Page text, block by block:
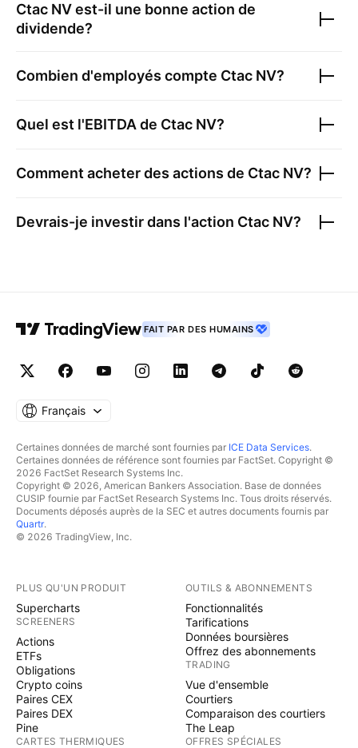
Ctac NVest-il une bonne action de
dividende?
Combien d'employés compte Ctac NV?
Quel est l'EBITDA de Ctac NV?
Comment acheter des actions de Ctac NV?
Devrais-je investir dans l'action Ctac NV?
FAIT PAR DES HUMAINS
Français
Certaines données de marché sont fournies par ICE Data Services.
Certaines données de référence sont fournies par FactSet. Copyright ©
2026 FactSet Research Systems Inc.
Copyright © 2026, American Bankers Association. Base de données
CUSIP fournie par FactSet Research Systems Inc. Tous droits réservés.
Documents déposés auprès de la SEC et autres documents fournis par
Quartr.
© 2026 TradingView, Inc.
PLUS QU'UN PRODUIT
Supercharts
SCREENERS
Actions
ETFs
Obligations
Crypto coins
Paires CEX
Paires DEX
Pine
CARTES THERMIQUES
OUTILS & ABONNEMENTS
Fonctionnalités
Tarifications
Données boursières
Offrez des abonnements
TRADING
Vue d'ensemble
Courtiers
Comparaison des courtiers
The Leap
OFFRES SPÉCIALES